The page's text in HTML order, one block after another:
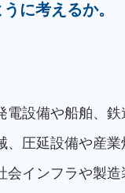
に考えるか。
設備や船舶、鉄
、圧延設備や産
会インフラや製